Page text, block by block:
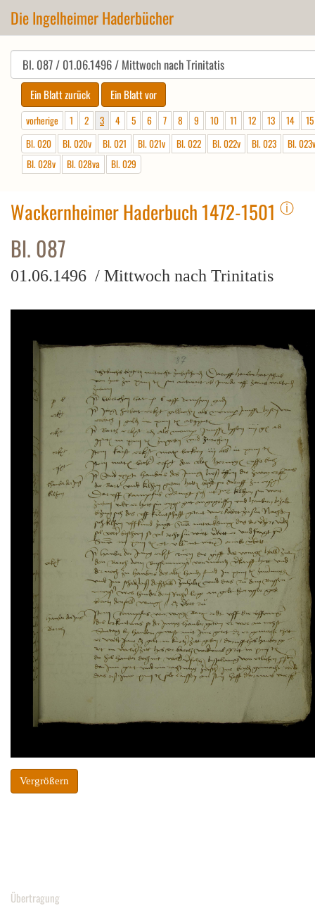
Die Ingelheimer Haderbücher
vorherige 1 2 3 4 5 6 7 8 9 10 11 12 13 14
15
Bl. 020
Bl. 020v Bl. 021 Bl. 021v Bl. 022 Bl. 022v Bl. 023
Bl. 023v
Bl. 028v
Bl. 028va Bl. 029
Wackernheimer Haderbuch 1472-1501 ⓘ
Bl. 087
01.06.1496 / Mittwoch nach Trinitatis
Vergrößern
Übertragung